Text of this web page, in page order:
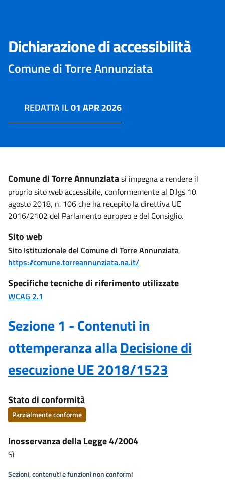
Dichiarazione di accessibilità
Comune di Torre Annunziata
REDATTA IL01 APR 2026
Comune di Torre Annunziatasi impegna a rendere il
proprio sito web accessibile, conformemente al D.lgs 10
agosto 2018, n. 106 che ha recepito la direttiva UE
2016/2102 del Parlamento europeo e del Consiglio.
Sito web
Sito Istituzionale del Comune di Torre Annunziata
https://comune.torreannunziata.na.it/
Specifiche tecniche di riferimento utilizzate
WCAG 2.1
Sezione 1 - Contenuti in
ottemperanza allaDecisione di
esecuzione UE 2018/1523
Stato di conformità
Parzialmente conforme
Inosservanza della Legge 4/2004
Sì
Sezioni, contenuti e funzioni non conformi